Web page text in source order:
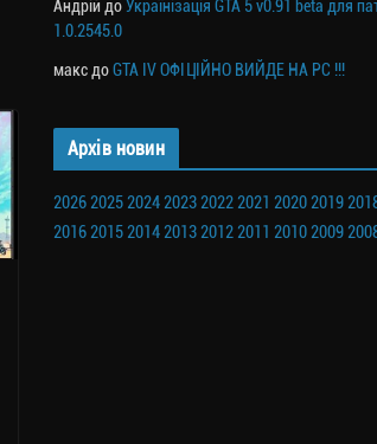
Андрій доУкраїнізація GTA 5 v0.91 beta для
1.0.2545.0
макс доGTA IV ОФІЦІЙНО ВИЙДЕ НА PC !!!
Архів новин
202620252024202320222021 20202019
201620152014201320122011 20102009